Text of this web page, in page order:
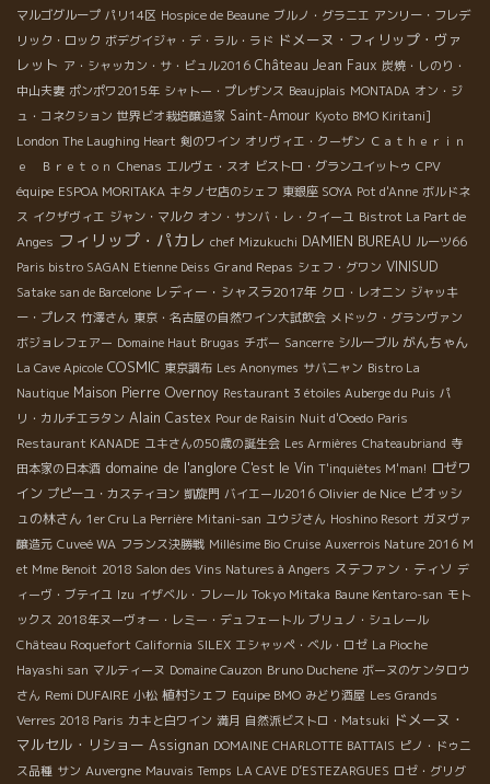
マルゴグループ パリ14区 Hospice de Beaune ブルノ・グラニエ アンリー・フレデ
リック・ロック ボデグイジャ・デ・ラル・ラド ドメーヌ・フィリップ・ヴァ
レット ア・シャッカン・サ・ビュル2016 Château Jean Faux 炭焼・しのり・
中山夫妻 ポンポワ2015年 シャトー・プレザンス Beaujplais MONTADA オン・ジ
ュ・コネクション 世界ビオ栽培醸造家 Saint-Amour Kyoto BMO Kiritani]
London The Laughing Heart 剣のワイン オリヴィエ・クーザン Ｃａｔｈｅｒｉｎ
ｅ Ｂｒｅｔｏｎ Chenas エルヴェ・スオ ビストロ・グランユイットゥ CPV
équipe ESPOA MORITAKA キタノセ店のシェフ 東銀座 SOYA Pot d'Anne ボルドネ
ス イクザヴィエ ジャン・マルク オン・サンバ・レ・クイーユ Bistrot La Part de
Anges フィリップ・パカレ chef Mizukuchi DAMIEN BUREAU ルーツ66
Paris bistro SAGAN Etienne Deiss Grand Repas シェフ・グワン VINISUD
Satake san de Barcelone レディー・シャスラ2017年 クロ・レオニン ジャッキ
ー・プレス 竹澤さん 東京・名古屋の自然ワイン大試飲会 メドック・グランヴァン
ボジョレフェアー Domaine Haut Brugas チボー Sancerre シルーブル がんちゃん
La Cave Apicole COSMIC 東京調布 Les Anonymes サバニャン Bistro La
Nautique Maison Pierre Overnoy Restaurant 3 étoiles Auberge du Puis パ
リ・カルチエラタン Alain Castex Pour de Raisin Nuit d'Ooedo Paris
Restaurant KANADE ユキさんの50歳の誕生会 Les Armières Chateaubriand 寺
田本家の日本酒 domaine de l'anglore C'est le Vin T'inquiètes M'man! ロゼワ
イン プピーユ・カスティヨン 凱旋門 バイエール2016 Olivier de Nice ピオッシ
ュの林さん 1er Cru La Perrière Mitani-san ユウジさん Hoshino Resort ガヌヴァ
醸造元 Cuveé WA フランス決勝戦 Millésime Bio Cruise Auxerrois Nature 2016 M
et Mme Benoit 2018 Salon des Vins Natures à Angers ステファン・ティソ デ
ィーヴ・ブテイユ Izu イザベル・フレール Tokyo Mitaka Baune Kentaro-san モト
ックス 2018年ヌーヴォー・レミー・デュフェートル ブリュノ・シュレール
Château Roquefort California SILEX エシャッペ・ベル・ロゼ La Pioche
Hayashi san マルティーヌ Domaine Cauzon Bruno Duchene ボーヌのケンタロウ
さん Remi DUFAIRE 小松 植村シェフ Equipe BMO みどり酒屋 Les Grands
Verres 2018 Paris カキと白ワイン 満月 自然派ビストロ・Matsuki ドメーヌ・
マルセル・リショー Assignan DOMAINE CHARLOTTE BATTAIS ピノ・ドゥニ
ス品種 サン Auvergne Mauvais Temps LA CAVE D’ESTEZARGUES ロゼ・グリグ